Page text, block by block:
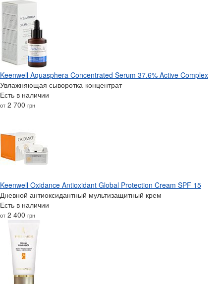
Keenwell Aquasphera Concentrated Serum 37.6% Active Complex
Увлажняющая сыворотка-концентрат
Есть в наличии
от 2 700 грн
Keenwell Oxidance Antioxidant Global Protection Cream SPF 15
Дневной антиоксидантный мультизащитный крем
Есть в наличии
от 2 400 грн